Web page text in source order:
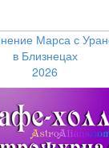
Марса с
в Близнецах
2026